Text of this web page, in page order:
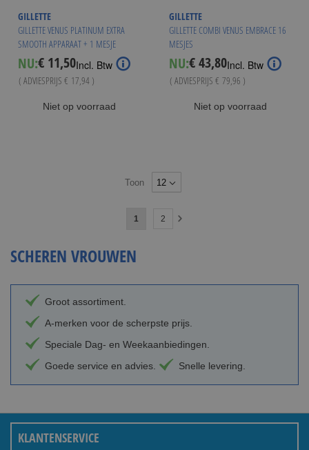
GILLETTE
GILLETTE VENUS PLATINUM EXTRA
SMOOTH APPARAAT + 1 MESJE
NU:Special
Price
€ 11,50Incl. Btw
( ADVIESPRIJS € 17,94 )
Niet op voorraad
GILLETTE
GILLETTE COMBI VENUS EMBRACE 16
MESJES
NU:Special
Price
€ 43,80Incl. Btw
( ADVIESPRIJS € 79,96 )
Niet op voorraad
Toon
U
momenteel
1 Pagina
2
SCHEREN VROUWEN
Groot assortiment.
A-merken voor de scherpste prijs.
Speciale Dag- en Weekaanbiedingen.
Goede service en advies.
Snelle levering.
KLANTENSERVICE